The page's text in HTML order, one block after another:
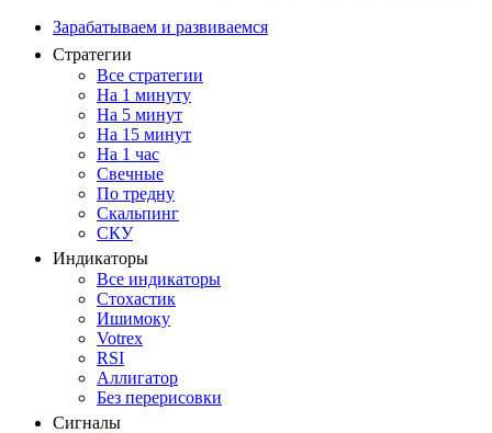
Зарабатываем и развиваемся
Стратегии
Все стратегии
На 1 минуту
На 5 минут
На 15 минут
На 1 час
Свечные
По тредну
Скальпинг
СКУ
Индикаторы
Все индикаторы
Стохастик
Ишимоку
Votrex
RSI
Аллигатор
Без перерисовки
Сигналы